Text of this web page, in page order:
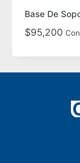
Base De
$95,200